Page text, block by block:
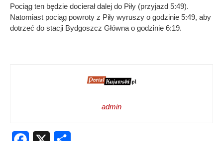
Pociąg ten będzie docierał dalej do Piły (przyjazd 5:49).
Natomiast pociąg powroty z Piły wyruszy o godzinie 5:49, aby
dotrzeć do stacji Bydgoszcz Główna o godzinie 6:19.
admin
Facebook